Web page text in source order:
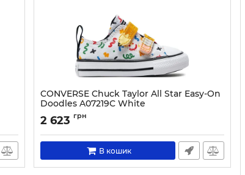
CONVERSE Chuck Taylor All Star Easy-On
Doodles A07219C White
Артикул: 0000303745158-20
2 623 грн
В кошик